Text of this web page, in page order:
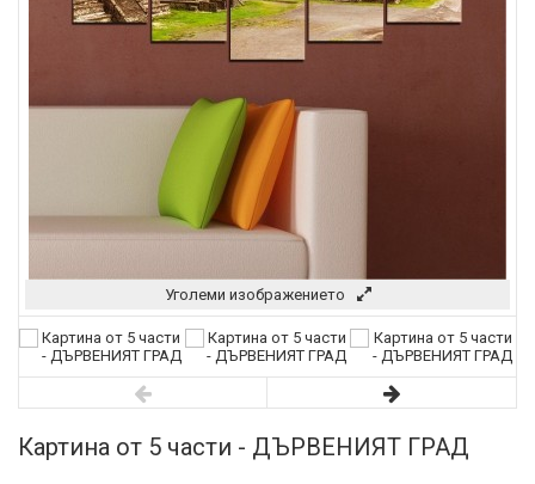
Уголеми изображението
Картина от 5 части - ДЪРВЕНИЯТ ГРАД